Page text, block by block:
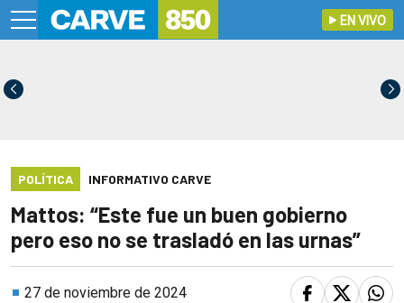
EN VIVO
POLÍTICA INFORMATIVO CARVE
Mattos: “Este fue un buen gobierno
pero eso no se trasladó en las urnas”
27 de noviembre de 2024